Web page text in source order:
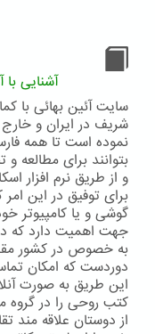
آشنایی
سایت آئین بهائی با
شریف در ایران و خارج
نموده است تا همه
بتوانند برای مطالعه
و از طریق نرم افزار
برای توفیق در این
گوشی و یا کامپیوتر
جهت اهمیت دارد که
به خصوص در کشور
دوردست که امکان تماس
این طریق به صورت
کتب روحی را در گروه
از دوستان علاقه مند